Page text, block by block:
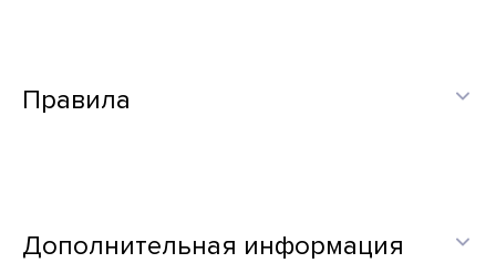
Правила
Дополнительная информация